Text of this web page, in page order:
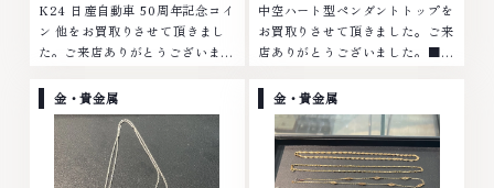
K24 日産自動車 50周年記念コイ
ン 他をお買取りさせて頂きまし
た。ご来店ありがとうございまし
ラチナ ダイヤモンド ブランド品
ブランド衣類 お酒買取りのこと
なら、お任せくださいなかでも
金・プラチナ等のアクセサリー・
貴金属・宝石・ダイヤモンド・ジ
中空ハート型ペンダントトップを
お買取りさせて頂きました。ご来
店ありがとうございました。■地
イヤモンド ブランド品 ブランド
衣類 お酒買取りのことなら、お
任せくださいなかでも金・プラチ
ナ等のアクセサリー・貴金属・宝
石・ダイヤモンド・ジュエリーや
金・貴金属 金・貴金属